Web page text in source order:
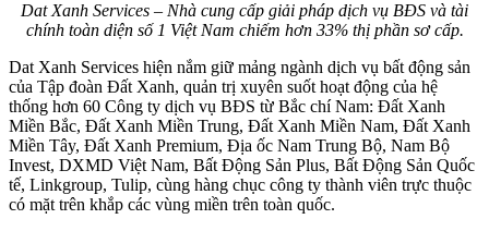
Dat Xanh Services – Nhà cung cấp giải pháp dịch vụ BĐS và tài
chính toàn diện số 1 Việt Nam chiếm hơn 33% thị phần sơ cấp.
Dat Xanh Services hiện nắm giữ mảng ngành dịch vụ bất động sản
của Tập đoàn Đất Xanh, quản trị xuyên suốt hoạt động của hệ
thống hơn 60 Công ty dịch vụ BĐS từ Bắc chí Nam: Đất Xanh
Miền Bắc, Đất Xanh Miền Trung, Đất Xanh Miền Nam, Đất Xanh
Miền Tây, Đất Xanh Premium, Địa ốc Nam Trung Bộ, Nam Bộ
Invest, DXMD Việt Nam, Bất Động Sản Plus, Bất Động Sản Quốc
tế, Linkgroup, Tulip, cùng hàng chục công ty thành viên trực thuộc
có mặt trên khắp các vùng miền trên toàn quốc.